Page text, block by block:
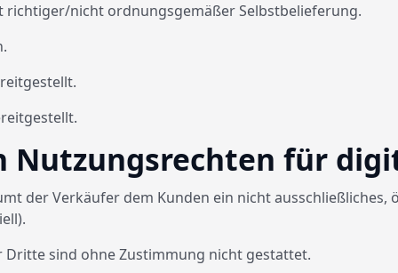
richtiger/nicht ordnungsgemäßer Selbstbelieferung.
Nutzungsrechten für
der Verkäufer dem Kunden ein nicht
sind ohne Zustimmung nicht gestattet.